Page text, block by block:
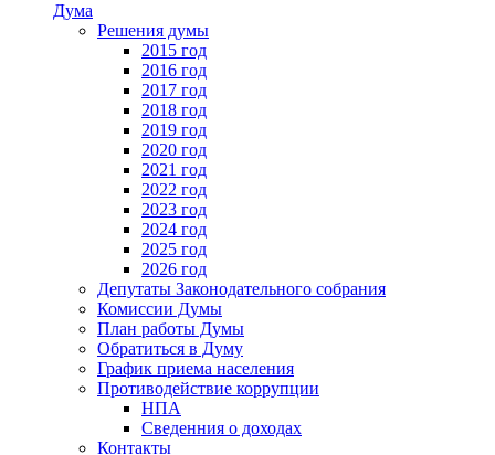
Дума
Решения думы
2015 год
2016 год
2017 год
2018 год
2019 год
2020 год
2021 год
2022 год
2023 год
2024 год
2025 год
2026 год
Депутаты Законодательного собрания
Комиссии Думы
План работы Думы
Обратиться в Думу
График приема населения
Противодействие коррупции
НПА
Сведенния о доходах
Контакты